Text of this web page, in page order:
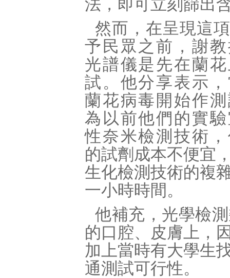
法，即可立刻篩出
然而，在呈現這
予民眾之前，謝
光譜儀是先在蘭
試。他分享表示
蘭花病毒開始作
為以前他們的實
性奈米檢測技術
的試劑成本不便宜
生化檢測技術的複
一小時時間。
他補充，光學檢
的口腔、皮膚上，
加上當時有大學生
通測試可行性。